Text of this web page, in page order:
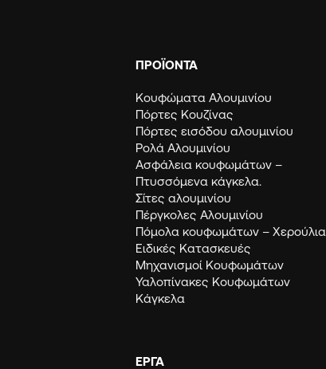
ΠΡΟΪΟΝΤΑ
Κουφώματα Αλουμινίου
Πόρτες Κουζίνας
Πόρτες εισόδου αλουμινίου
Ρολά Αλουμινίου
Ασφάλεια κουφωμάτων –
Πτυσσόμενα κάγκελα.
Σίτες αλουμινίου
Πέργκολες Αλουμινίου
Πόμολα κουφωμάτων – Χερούλια
Ειδικές Κατασκευές
Μηχανισμοί Κουφωμάτων
Υαλοπίνακες Κουφωμάτων
Κάγκελα
ΈΡΓΑ